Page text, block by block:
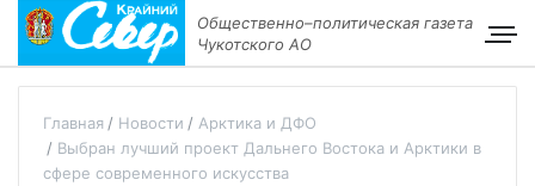
Общественно–политическая газета
Чукотского АО
Главная Новости
Арктика и ДФО
Выбран лучший проект Дальнего Востока и Арктики в
сфере современного искусства